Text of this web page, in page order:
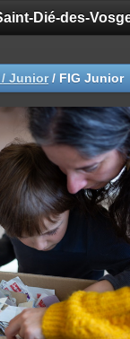
Dié-des-
/ Junior/ FIG Junior